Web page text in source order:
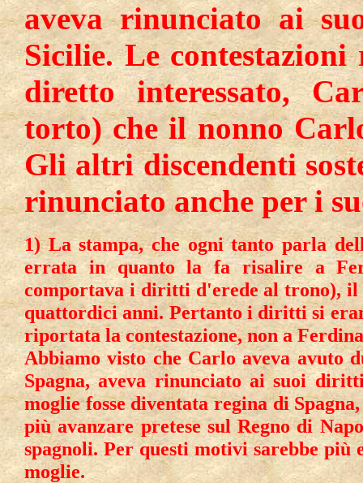
aveva rinunciato ai
Sicilie. Le
diretto interessato,
torto) che il nonno
Gli altri discendenti
rinunciato anche per i
1) La stampa, che ogni tanto parla
errata in quanto la fa risalire a
comportava i diritti d'erede al trono), il
quattordici anni. Pertanto i diritti si
riportata la contestazione, non a
Abbiamo visto che Carlo aveva avuto
Spagna, aveva rinunciato ai suoi
moglie fosse diventata regina di
più avanzare pretese sul Regno di
spagnoli. Per questi motivi sarebbe più
moglie.